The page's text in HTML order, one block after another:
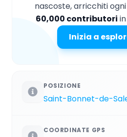
nascoste, arricchiti
60,000 contributori
Inizia a
POSIZIONE
Saint-Bonnet-de-
COORDINATE GPS